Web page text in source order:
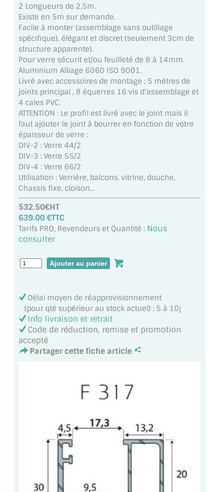
MIROIR SUR MESURE
MIROIR VIEILLI
MIROIR DÉCORATIF DE COULEUR
LOTS DE MIROIRS EN MOZAÏQUE
MIROIR POUR PORTE
MIROIR DE SALLE DE BAIN
MIROIR PAROI DE DOUCHE
MIROIR POUR SALLE DE SPORT
MIROIR POUR SALLE DE DANSE
MIROIR ENCADRÉ
MIROIR TV
VERRE SUR MESURE
VERRE EXTRACLAIR
PAROI DE DOUCHE
VERRE FEUILLETÉ
VERRE ANTI-REFLET
VERRE FEUILLETÉ/TREMPÉ
PORTE EN VERRE
GARDE CORPS EN VERRE
2 Longueurs de 2,5m.
Existe en 5m sur demande.
Facile à monter (assemblage sans outillage
spécifique), élégant et discret (seulement 3cm de
structure apparente).
Pour verre sécurit et/ou feuilleté de 8 à 14mm.
Aluminium Alliage 6060 ISO 9001.
Livré avec accessoires de montage : 5 mètres de
joints principal , 8 équerres 16 vis d'assemblage et
4 cales PVC.
ATTENTION : Le profil est livré avec le joint mais il
faut ajouter le joint à bourrer en fonction de votre
épaisseur de verre :
DIV-2 : Verre 44/2
DIV-3 : Verre 55/2
DIV-4 : Verre 66/2
Utilisation : Verrière, balcons, vitrine, douche,
Chassis fixe, cloison...
532.50€HT
639.00 €TTC
Tarifs PRO, Revendeurs et Quantité : Nous
consulter
Délai moyen de réapprovisionnement
(pour qté supérieur au stock actuel) : 5 à 10j
Info livraison et retrait
Code de réduction, remise et promotion
accepté
Partager cette fiche article